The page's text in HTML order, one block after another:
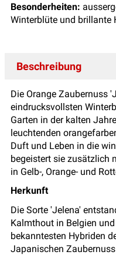
Besonderheiten:
Winterblüte und brillante
Beschreibung
Die Orange Zaubernuss
eindrucksvollsten
Garten in der kalten
leuchtenden
Duft und Leben in die
begeistert sie zusätzlich
in Gelb-, Orange- und
Herkunft
Die Sorte 'Jelena'
Kalmthout in Belgien
bekanntesten Hybriden
Japanischen